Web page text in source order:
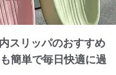
スリッパのおすすめ
簡単で毎日快適に過